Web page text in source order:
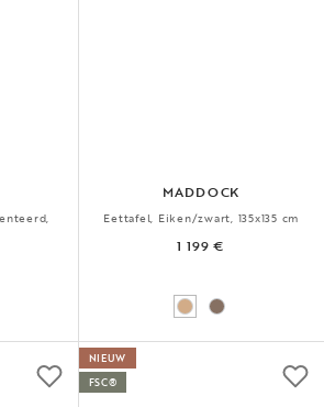
MADDOCK
Eettafel, Eiken/zwart, 135x135 cm
1 199 €
NIEUW
FSC®